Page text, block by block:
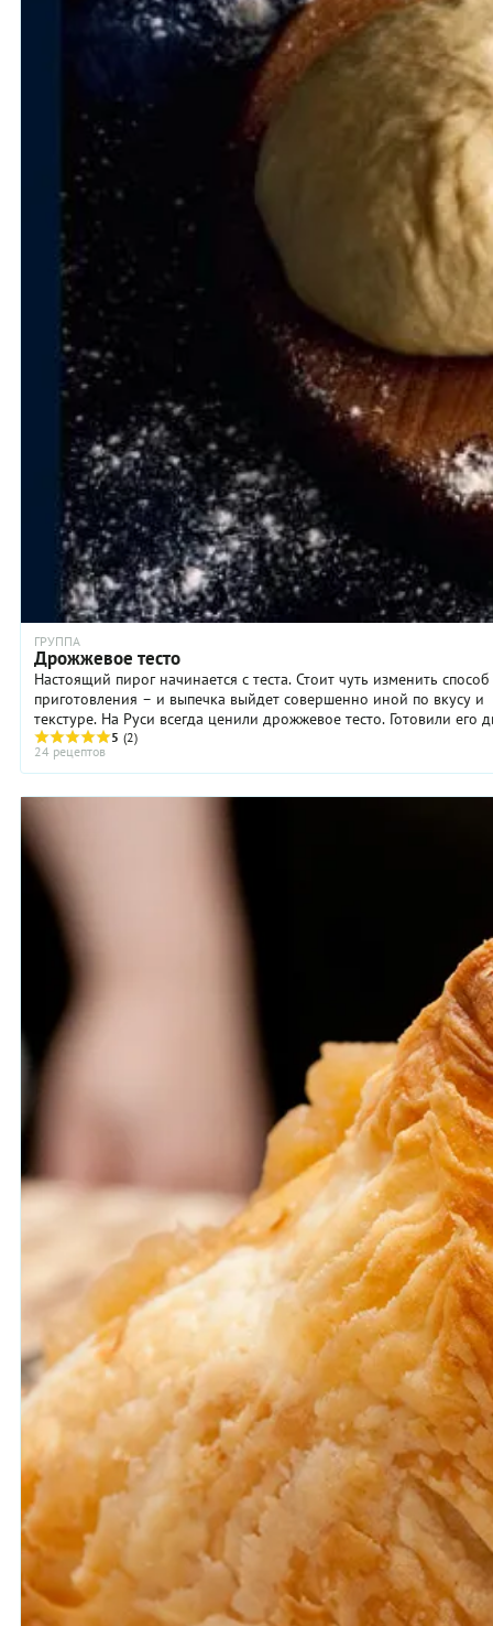
ГРУППА
Дрожжевое тесто
Настоящий пирог начинается с теста. Стоит чуть изменить способ
приготовления – и выпечка выйдет совершенно иной по вкусу и
текстуре. На Руси всегда ценили дрожжевое тесто. Готовили его
...
5 (2)
24 рецептов